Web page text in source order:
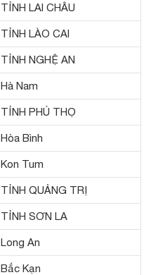
TỈNH LAI CHÂU
TỈNH LÀO CAI
TỈNH NGHỆ AN
Hà Nam
TỈNH PHÚ THỌ
Hòa Bình
Kon Tum
TỈNH QUẢNG TRỊ
TỈNH SƠN LA
Long An
Bắc Kạn